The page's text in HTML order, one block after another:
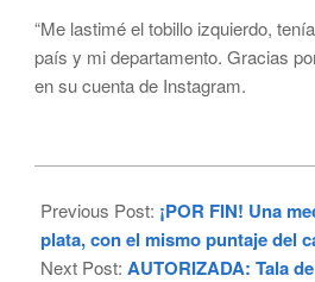
“Me lastimé el tobillo izquierdo,
país y mi departamento. Gracias
en su cuenta de Instagram.
08-
05
Previous Post: ¡POR FIN! Una
plata, con el mismo puntaje del
Next Post: AUTORIZADA: Tala